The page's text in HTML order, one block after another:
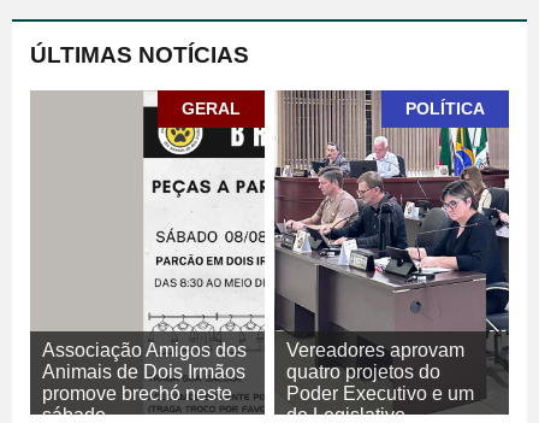
ÚLTIMAS NOTÍCIAS
GERAL
Associação Amigos dos
Animais de Dois Irmãos
promove brechó neste
sábado
POLÍTICA
Vereadores aprovam
quatro projetos do
Poder Executivo e um
do Legislativo